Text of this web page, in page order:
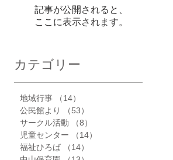
記事が公開されると、
ここに表示されます。
カテゴリー
地域行事 （14）
公民館より
（53）
サークル活動
（8）
児童センター
（14）
福祉ひろば
（14）